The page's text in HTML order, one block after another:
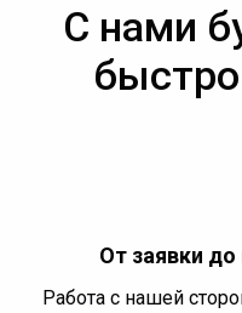
С нами
От заявки
Работа с нашей